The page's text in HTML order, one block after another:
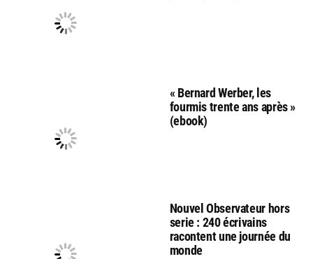
« Bernard Werber, les
fourmis trente ans après »
(ebook)
Nouvel Observateur hors
serie : 240 écrivains
racontent une journée du
monde